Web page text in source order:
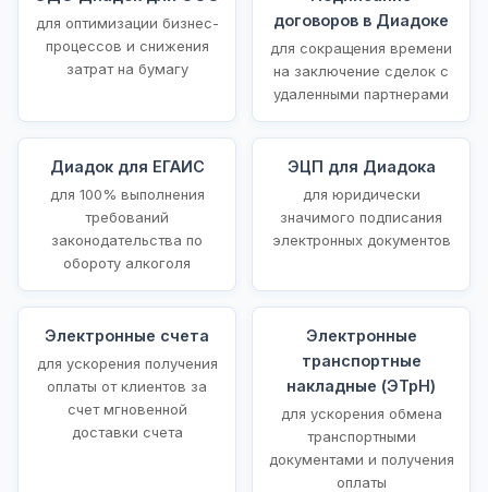
для оптимизации бизнес-
процессов и снижения
затрат на бумагу
договоров в Диадоке
для сокращения времени
на заключение сделок с
удаленными партнерами
Диадок для ЕГАИС
для 100% выполнения
требований
законодательства по
обороту алкоголя
ЭЦП для Диадока
для юридически
значимого подписания
электронных документов
Электронные счета
для ускорения получения
оплаты от клиентов за
счет мгновенной
доставки счета
Электронные
транспортные
накладные (ЭТрН)
для ускорения обмена
транспортными
документами и получения
оплаты